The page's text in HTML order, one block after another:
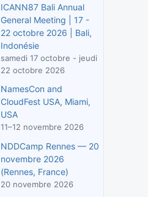
ICANN87 Bali Annual
General Meeting | 17 -
22 octobre 2026 | Bali,
Indonésie
samedi 17 octobre - jeudi
22 octobre 2026
NamesCon and
CloudFest USA, Miami,
USA
11–12 novembre 2026
NDDCamp Rennes — 20
novembre 2026
(Rennes, France)
20 novembre 2026